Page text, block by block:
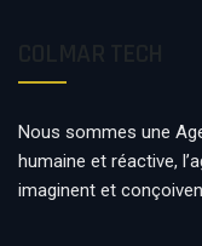
Nous sommes une
humaine et réactive,
imaginent et